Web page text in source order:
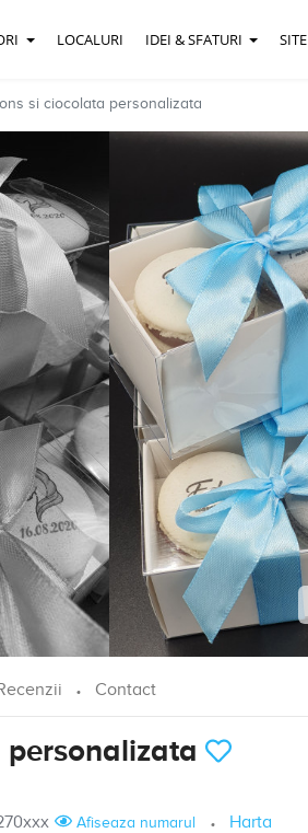
LOCALURI IDEI & SFATURI
si ciocolata personalizata
Contact
Afiseaza numarul Harta